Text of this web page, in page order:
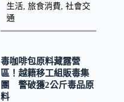
生活, 旅食消費 社會交
通
毒咖啡包原料藏露營
區！越籍移工組販毒集
團 警破獲2公斤毒品原
料